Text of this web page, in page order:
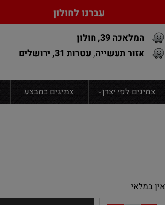
עברנו לחולון
המלאכה 39, חולון
אזור תעשייה, עטרות 31, ירושלים
צמיגים לפי יצרן צמיגים במבצע
אין במלאי